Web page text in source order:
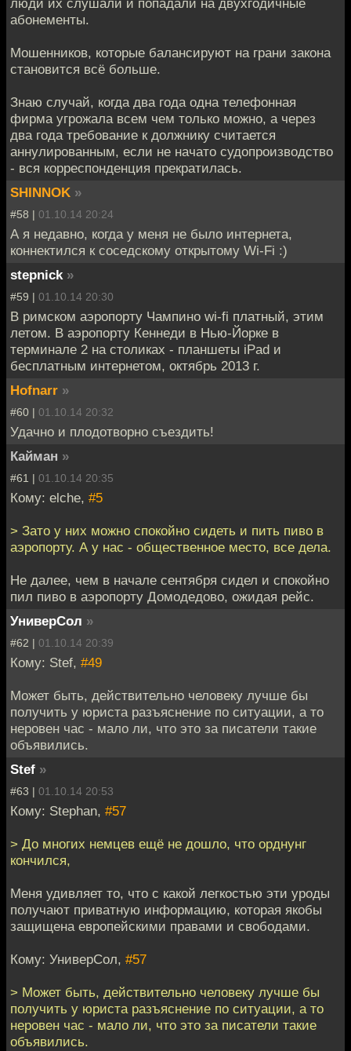
абонементы.
Мошенников, которые балансируют на грани закона
становится всё больше.
Знаю случай, когда два года одна телефонная
фирма угрожала всем чем только можно, а через
два года требование к должнику считается
аннулированным, если не начато судопроизводство
- вся корреспонденция прекратилась.
SHINNOK »
#58 | 01.10.14 20:24
А я недавно, когда у меня не было интернета,
коннектился к соседскому открытому Wi-Fi :)
stepnick »
#59 | 01.10.14 20:30
В римском аэропорту Чампино wi-fi платный, этим
летом. В аэропорту Кеннеди в Нью-Йорке в
терминале 2 на столиках - планшеты iPad и
бесплатным интернетом, октябрь 2013 г.
Hofnarr »
#60 | 01.10.14 20:32
Удачно и плодотворно съездить!
Кайман »
#61 | 01.10.14 20:35
Кому: elche, #5
> Зато у них можно спокойно сидеть и пить пиво в
аэропорту. А у нас - общественное место, все дела.
Не далее, чем в начале сентября сидел и спокойно
пил пиво в аэропорту Домодедово, ожидая рейс.
УниверСол »
#62 | 01.10.14 20:39
Кому: Stef, #49
Может быть, действительно человеку лучше бы
получить у юриста разъяснение по ситуации, а то
неровен час - мало ли, что это за писатели такие
объявились.
Stef »
#63 | 01.10.14 20:53
Кому: Stephan, #57
> До многих немцев ещё не дошло, что орднунг
кончился,
Меня удивляет то, что с какой легкостью эти уроды
получают приватную информацию, которая якобы
защищена европейскими правами и свободами.
Кому: УниверСол, #57
> Может быть, действительно человеку лучше бы
получить у юриста разъяснение по ситуации, а то
неровен час - мало ли, что это за писатели такие
объявились.